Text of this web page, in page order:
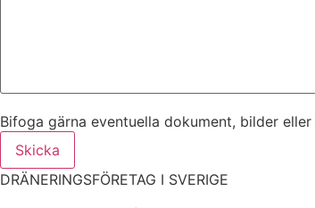
Bifoga gärna eventuella dokument, bilder
Skicka
DRÄNERINGSFÖRETAG I SVERIGE